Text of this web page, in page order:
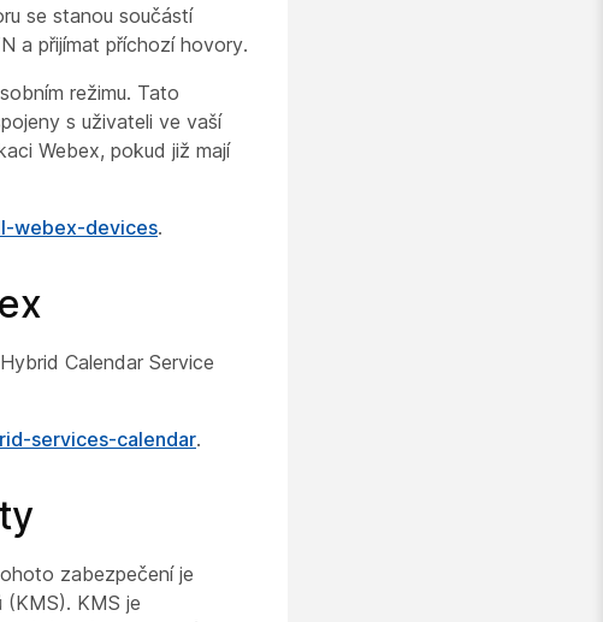
se stanou součástí
a přijímat příchozí hovory.
režimu. Tato
s uživateli ve vaší
Webex, pokud již mají
webex-devices.
Calendar Service
services-calendar.
zabezpečení je
(KMS). KMS je